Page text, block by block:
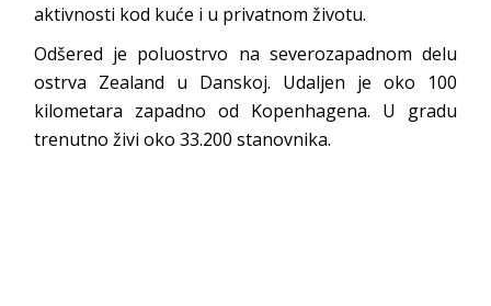
aktivnosti kod kuće i u privatnom životu.
Odšered je poluostrvo na severozapadnom delu
ostrva Zealand u Danskoj. Udaljen je oko 100
kilometara zapadno od Kopenhagena. U gradu
trenutno živi oko 33.200 stanovnika.